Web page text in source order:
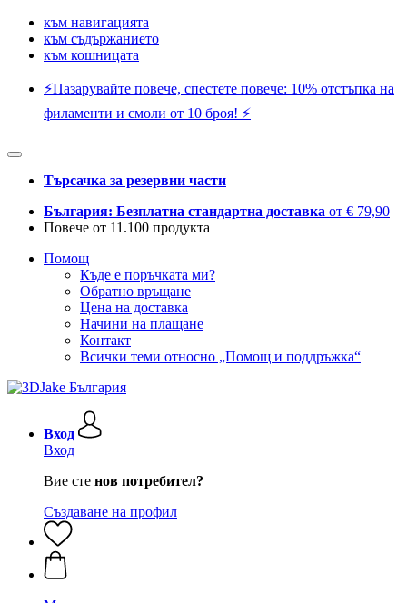
към навигацията
към съдържанието
към кошницата
⚡️Пазарувайте повече, спестете повече: 10% отстъпка на
филаменти и смоли от 10 броя! ⚡️
Търсачка за резервни части
България: Безплатна стандартна доставка от € 79,90
Повече от 11.100 продукта
Помощ
Къде е поръчката ми?
Обратно връщане
Цена на доставка
Начини на плащане
Контакт
Всички теми относно „Помощ и поддръжка“
Вход
Вход
Вие сте нов потребител?
Създаване на профил